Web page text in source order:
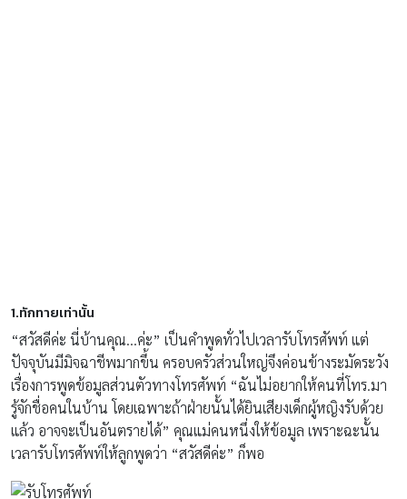
1.ทักทายเท่านั้น
“สวัสดีค่ะ นี่บ้านคุณ…ค่ะ” เป็นคำพูดทั่วไปเวลารับโทรศัพท์ แต่
ปัจจุบันมีมิจฉาชีพมากขึ้น ครอบครัวส่วนใหญ่จึงค่อนข้างระมัดระวัง
เรื่องการพูดข้อมูลส่วนตัวทางโทรศัพท์ “ฉันไม่อยากให้คนที่โทร.มา
รู้จักชื่อคนในบ้าน โดยเฉพาะถ้าฝ่ายนั้นได้ยินเสียงเด็กผู้หญิงรับด้วย
แล้ว อาจจะเป็นอันตรายได้” คุณแม่คนหนึ่งให้ข้อมูล เพราะฉะนั้น
เวลารับโทรศัพท์ให้ลูกพูดว่า “สวัสดีค่ะ” ก็พอ